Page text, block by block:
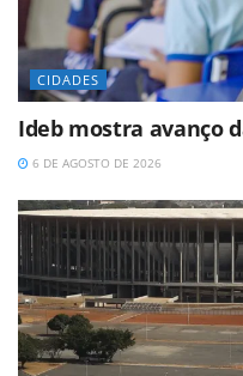
CIDADES
Ideb mostra avanço
6 DE AGOSTO DE 2026